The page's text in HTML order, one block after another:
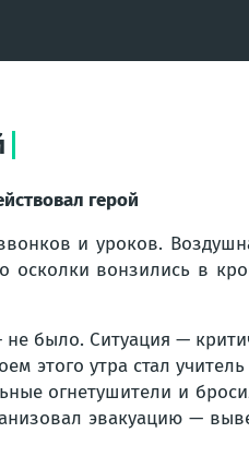
герой
и уроков.
вонзились в
было. Ситуация —
этого утра стал
огнетушители и
эвакуацию —